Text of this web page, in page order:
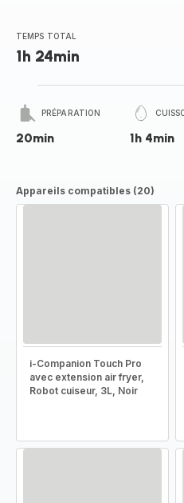
TEMPS TOTAL
1h 24min
PRÉPARATION
20min 1h 4min
Appareils compatibles (20)
i-Companion Touch Pro
avec extension air fryer,
Robot cuiseur, 3L, Noir